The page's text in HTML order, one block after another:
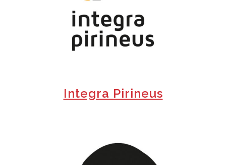
+
Integra Pirineus